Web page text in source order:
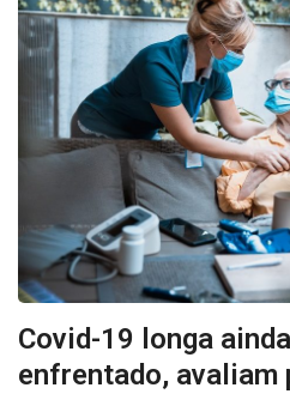
Covid-19 longa
enfrentado, avaliam